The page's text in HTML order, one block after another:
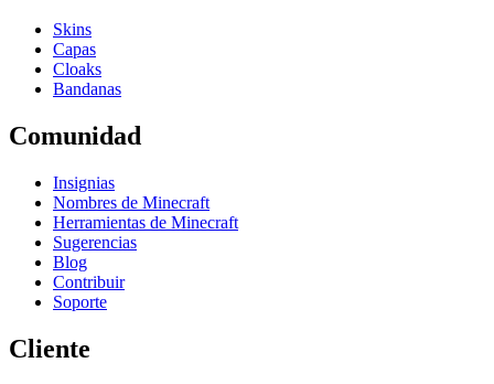
Skins
Capas
Cloaks
Bandanas
Comunidad
Insignias
Nombres de Minecraft
Herramientas de Minecraft
Sugerencias
Blog
Contribuir
Soporte
Cliente